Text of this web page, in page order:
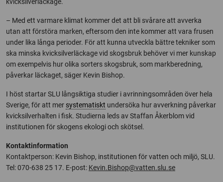
– Med ett varmare klimat kommer det att bli svårare att avverka
utan att förstöra marken, eftersom den inte kommer att vara frusen
under lika långa perioder. För att kunna utveckla bättre tekniker som
ska minska kvicksilverläckage vid skogsbruk behöver vi mer kunskap
om exempelvis hur olika sorters skogsbruk, som markberedning,
påverkar läckaget, säger Kevin Bishop.
I höst startar SLU långsiktiga studier i avrinningsområden över hela
Sverige, för att mer systematiskt undersöka hur avverkning påverkar
kvicksilverhalten i fisk. Studierna leds av Staffan Åkerblom vid
institutionen för skogens ekologi och skötsel.
Kontaktinformation
Kontaktperson: Kevin Bishop, institutionen för vatten och miljö, SLU.
Tel: 070-638 25 17. E-post: Kevin.Bishop@vatten.slu.se